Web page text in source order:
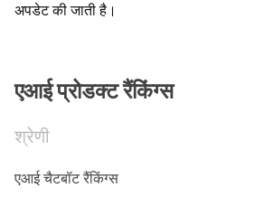
अपडेट की जाती है।
एआई प्रोडक्ट रैंकिंग्स
श्रेणी
एआई चैटबॉट रैंकिंग्स